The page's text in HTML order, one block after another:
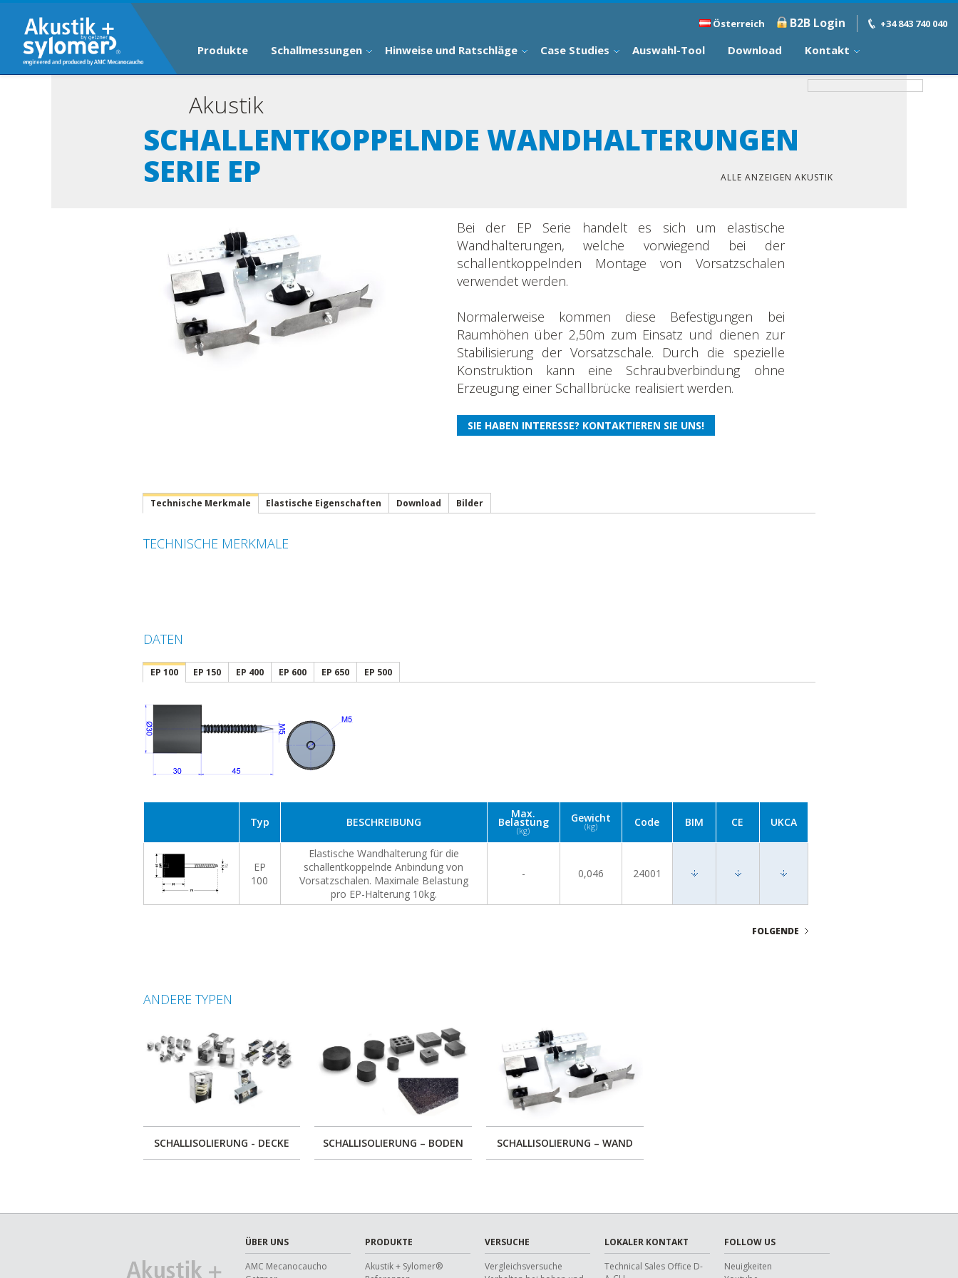
Österreich B2B Login +34 843 740 040
Produkte Schallmessungen Hinweise und Ratschläge Case Studies Auswahl-Tool Download Kontakt
Akustik
SCHALLENTKOPPELNDE WANDHALTERUNGEN
SERIE EP
ALLE ANZEIGEN AKUSTIK
Bei der EP Serie handelt es sich um elastische
Wandhalterungen, welche vorwiegend bei der
schallentkoppelnden Montage von Vorsatzschalen
verwendet werden.
Normalerweise kommen diese Befestigungen bei
Raumhöhen über 2,50m zum Einsatz und dienen zur
Stabilisierung der Vorsatzschale. Durch die spezielle
Konstruktion kann eine Schraubverbindung ohne
Erzeugung einer Schallbrücke realisiert werden.
Technische Merkmale Elastische Eigenschaften Download Bilder
TECHNISCHE MERKMALE
DATEN
EP 100 EP 150 EP 400 EP 600 EP 650 EP 500
FOLGENDE
Typ BESCHREIBUNG
Max.
Belastung
(kg)
Gewicht
(kg) Code BIM CE UKCA
EP
100
Elastische Wandhalterung für die
schallentkoppelnde Anbindung von
Vorsatzschalen. Maximale Belastung
pro EP-Halterung 10kg.
- 0,046 24001
ANDERE TYPEN
SCHALLISOLIERUNG - DECKE SCHALLISOLIERUNG – BODEN SCHALLISOLIERUNG – WAND
ÜBER UNS
AMC Mecanocaucho
PRODUKTE
Akustik + Sylomer®
VERSUCHE
Vergleichsversuche
LOKALER KONTAKT
Technical Sales Office D-
FOLLOW US
Neuigkeiten